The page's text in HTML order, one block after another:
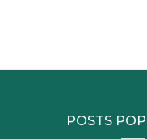
POSTS